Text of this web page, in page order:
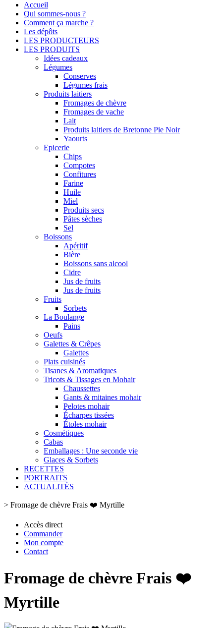
Accueil
Qui sommes-nous ?
Comment ça marche ?
Les dépôts
LES PRODUCTEURS
LES PRODUITS
Idées cadeaux
Légumes
Conserves
Légumes frais
Produits laitiers
Fromages de chèvre
Fromages de vache
Lait
Produits laitiers de Bretonne Pie Noir
Yaourts
Epicerie
Chips
Compotes
Confitures
Farine
Huile
Miel
Produits secs
Pâtes sèches
Sel
Boissons
Apéritif
Bière
Boissons sans alcool
Cidre
Jus de fruits
Jus de fruits
Fruits
Sorbets
La Boulange
Pains
Oeufs
Galettes & Crêpes
Galettes
Plats cuisinés
Tisanes & Aromatiques
Tricots & Tissages en Mohair
Chaussettes
Gants & mitaines mohair
Pelotes mohair
Écharpes tissées
Étoles mohair
Cosmétiques
Cabas
Emballages : Une seconde vie
Glaces & Sorbets
RECETTES
PORTRAITS
ACTUALITÉS
> Fromage de chèvre Frais ❤️ Myrtille
Accès direct
Commander
Mon compte
Contact
Fromage de chèvre Frais ❤️
Myrtille